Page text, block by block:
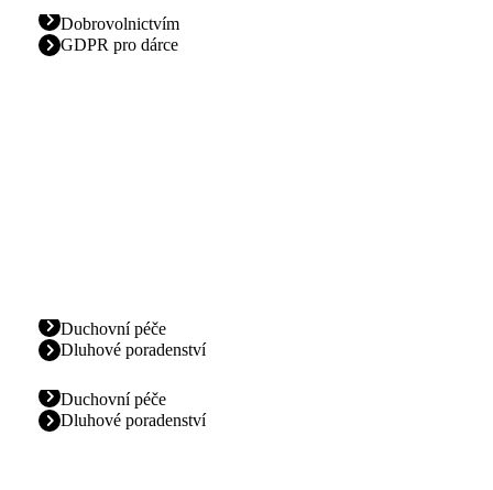
Dobrovolnictvím
GDPR pro dárce
Duchovní péče
Dluhové poradenství
Duchovní péče
Dluhové poradenství